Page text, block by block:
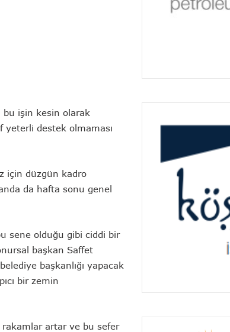
bu işin kesin olarak
yeterli destek olmaması
için düzgün kadro
da hafta sonu genel
sene olduğu gibi ciddi bir
başkan Saffet
başkanlığı yapacak
bir zemin
artar ve bu sefer